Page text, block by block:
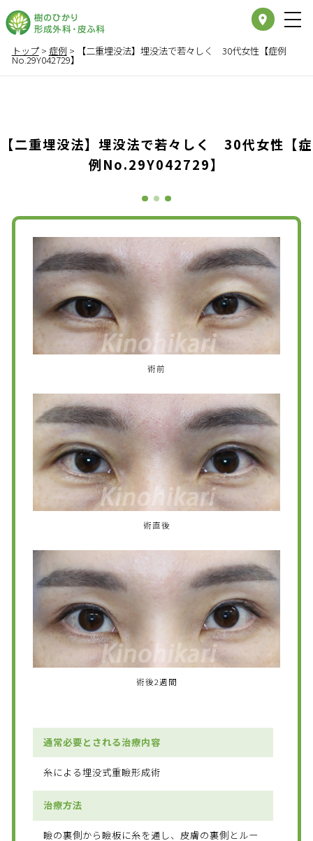
place
トップ> 症例 > 【二重埋没法】埋没法で若々しく 30代女性【症例
No.29Y042729】
【二重埋没法】埋没法で若々しく 30代女性【症
例No.29Y042729】
術前
術直後
術後2週間
通常必要とされる治療内容
糸による埋没式重瞼形成術
治療方法
瞼の裏側から瞼板に糸を通し、皮膚の裏側とルー